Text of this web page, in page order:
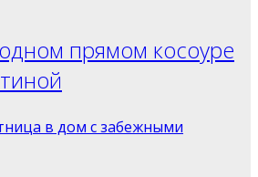
прямом косоуре